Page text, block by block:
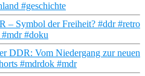
#geschichte
– Symbol der Freiheit? #ddr #retro
#doku
DDR: Vom Niedergang zur neuen
#mdrdok #mdr